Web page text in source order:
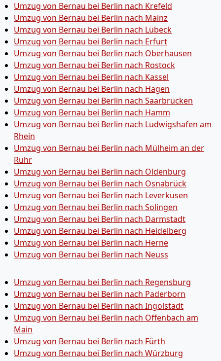
Umzug von Bernau bei Berlin nach Krefeld
Umzug von Bernau bei Berlin nach Mainz
Umzug von Bernau bei Berlin nach Lübeck
Umzug von Bernau bei Berlin nach Erfurt
Umzug von Bernau bei Berlin nach Oberhausen
Umzug von Bernau bei Berlin nach Rostock
Umzug von Bernau bei Berlin nach Kassel
Umzug von Bernau bei Berlin nach Hagen
Umzug von Bernau bei Berlin nach Saarbrücken
Umzug von Bernau bei Berlin nach Hamm
Umzug von Bernau bei Berlin nach Ludwigshafen am
Rhein
Umzug von Bernau bei Berlin nach Mülheim an der
Ruhr
Umzug von Bernau bei Berlin nach Oldenburg
Umzug von Bernau bei Berlin nach Osnabrück
Umzug von Bernau bei Berlin nach Leverkusen
Umzug von Bernau bei Berlin nach Solingen
Umzug von Bernau bei Berlin nach Darmstadt
Umzug von Bernau bei Berlin nach Heidelberg
Umzug von Bernau bei Berlin nach Herne
Umzug von Bernau bei Berlin nach Neuss
Umzug von Bernau bei Berlin nach Regensburg
Umzug von Bernau bei Berlin nach Paderborn
Umzug von Bernau bei Berlin nach Ingolstadt
Umzug von Bernau bei Berlin nach Offenbach am
Main
Umzug von Bernau bei Berlin nach Fürth
Umzug von Bernau bei Berlin nach Würzburg